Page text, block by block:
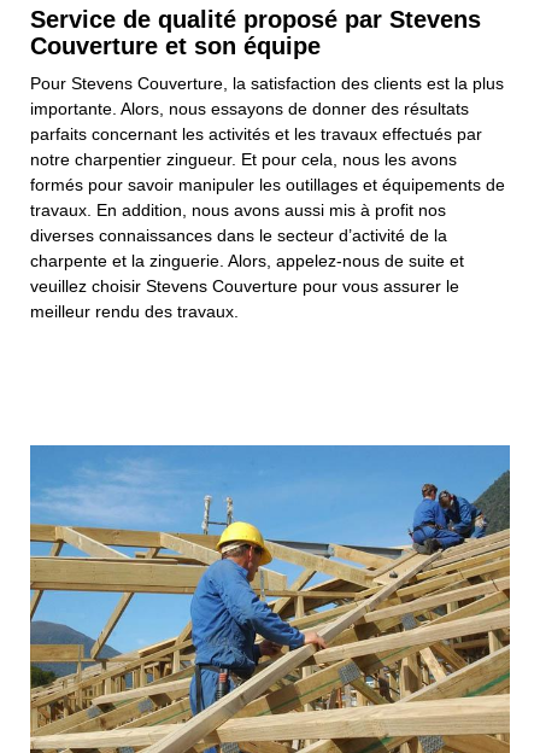
Service de qualité proposé par Stevens
Couverture et son équipe
Pour Stevens Couverture, la satisfaction des clients est la plus
importante. Alors, nous essayons de donner des résultats
parfaits concernant les activités et les travaux effectués par
notre charpentier zingueur. Et pour cela, nous les avons
formés pour savoir manipuler les outillages et équipements de
travaux. En addition, nous avons aussi mis à profit nos
diverses connaissances dans le secteur d’activité de la
charpente et la zinguerie. Alors, appelez-nous de suite et
veuillez choisir Stevens Couverture pour vous assurer le
meilleur rendu des travaux.